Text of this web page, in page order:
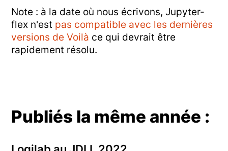
Note : à la date où nous écrivons, Jupyter-
flex n'est pas compatible avec les dernières
versions de Voilà ce qui devrait être
rapidement résolu.
Publiés la même année :